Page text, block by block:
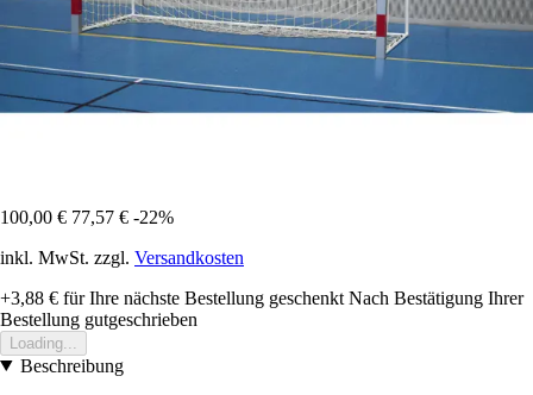
100,00 € 77,57 € -22%
inkl. MwSt. zzgl. Versandkosten
+3,88 € für Ihre nächste Bestellung geschenkt Nach Bestätigung Ihrer
Bestellung gutgeschrieben
Loading...
Beschreibung